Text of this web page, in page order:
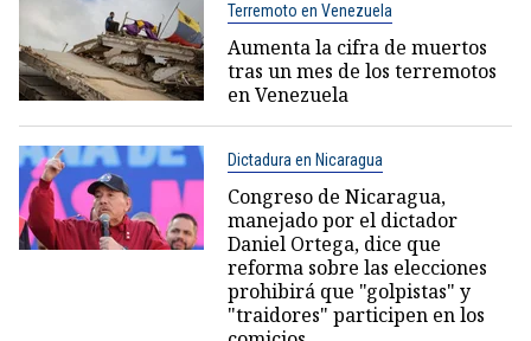
Terremoto en Venezuela
Aumenta la cifra de muertos
tras un mes de los terremotos
en Venezuela
Dictadura en Nicaragua
Congreso de Nicaragua,
manejado por el dictador
Daniel Ortega, dice que
reforma sobre las elecciones
prohibirá que "golpistas" y
"traidores" participen en los